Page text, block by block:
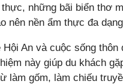
những bãi biển thơ
nên nền ẩm thực đa
An và cuộc sống
này giúp du khách
làm gốm, làm chiếu